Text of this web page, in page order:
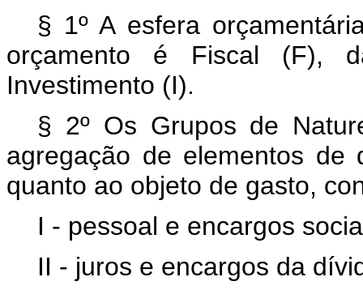
§ 1º A esfera
orçamento é Fiscal (F),
Investimento (I).
§ 2º Os Grupos de
agregação de elementos de
quanto ao objeto de gasto,
I - pessoal e encargos
II - juros e encargos da